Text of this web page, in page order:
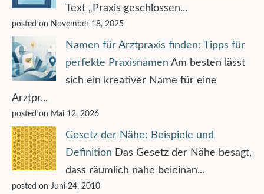
Text „Praxis geschlossen...
posted on November 18, 2025
Namen für Arztpraxis finden: Tipps für
perfekte Praxisnamen Am besten lässt
sich ein kreativer Name für eine
Arztpr...
posted on Mai 12, 2026
Gesetz der Nähe: Beispiele und
Definition Das Gesetz der Nähe besagt,
dass räumlich nahe beieinan...
posted on Juni 24, 2010